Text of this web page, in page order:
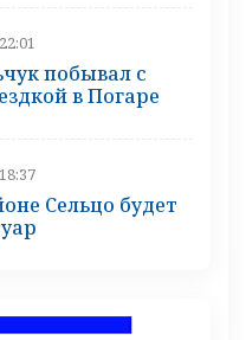
побывал с
в Погаре
Сельцо будет